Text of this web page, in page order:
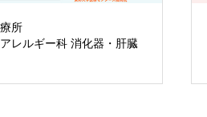
所
レルギー科 消化器・肝臓